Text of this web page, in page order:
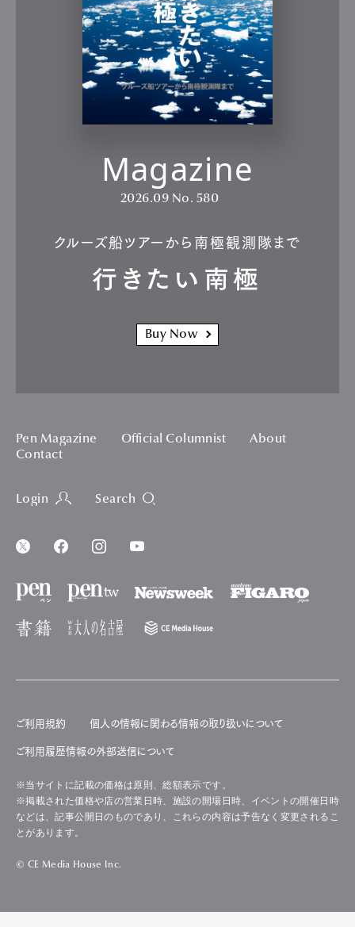
Magazine
2026.09 No. 580
クルーズ船ツアーから南極観測隊まで
行きたい南極
Buy Now
Pen Magazine Official Columnist
About
Contact
Login Search
ご利用規約 個人の情報に関わる情報の取り扱いについて
ご利用履歴情報の外部送信について
※当サイトに記載の価格は原則、総額表示です。
※掲載された価格や店の営業日時、施設の開場日時、イベントの開催日時
などは、記事公開日のものであり、これらの内容は予告なく変更されるこ
とがあります。
© CE Media House Inc.